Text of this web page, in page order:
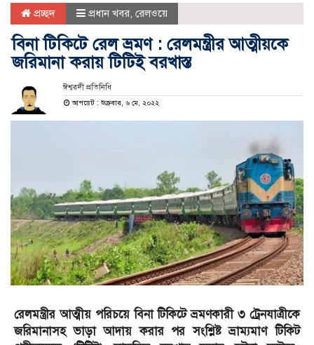
প্রচ্ছদ প্রধান খবর, রেলওয়ে
বিনা টিকিটে রেল ভ্রমণ : রেলমন্ত্রীর আত্মীয়কে
জরিমানা করায় টিটিই বরখাস্ত
ঈশ্বরদী প্রতিনিধি
আপডেট : শুক্রবার, ৬ মে, ২০২২
রেলমন্ত্রীর আত্মীয় পরিচয়ে বিনা টিকিটে ভ্রমণকারী ৩ ট্রেনযাত্রীকে
জরিমানাসহ ভাড়া আদায় করার পর সংশ্লিষ্ট ভ্রাম্যমাণ টিকিট